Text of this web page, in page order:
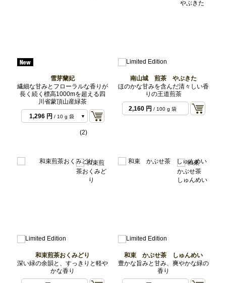
雪芽蘭妃
繊細な甘みとフローラルな香りが
長く続く標高1000mを超える四
川省蒙頂山産緑茶
1,296 円 / 10 g 袋
(2)
南山城 煎茶 やぶきた
ほのかな甘みを含んだ清々しい香
りの王道煎茶
2,160 円 / 100 g 袋
和束煎茶おくみどり
深い緑の余韻と、すっきりと軽や
かな香り
和束 かぶせ茶 しゅんめい
豊かな旨みと甘み、爽やかな緑の
香り